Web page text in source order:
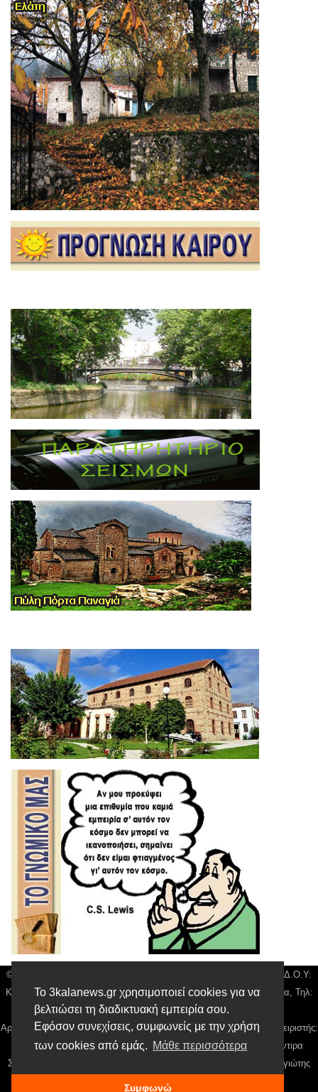
Το 3kalanews.gr χρησιμοποιεί cookies για να
βελτιώσει τη διαδικτυακή εμπειρία σου.
Εφόσον συνεχίσεις, συμφωνείς με την χρήση
των cookies από εμάς. Μάθε περισσότερα
Συμφωνώ
© 3kala News | Διακριτικός Τίτλος: Orion Media, ΑΦΜ: 043750542, Δ.Ο.Υ:
Καρδίτσας, Υπο/μα Τρικάλων, Δ/νση: Τιουσόν 31 τ.κ 42132 Τρίκαλα, Τηλ:
24310 63300, email: news@3kalanews.gr
Αρ. Γεμή: 018804431000, Νόμιμος Εκπρόσωπος, Ιδιοκτήτης και Διαχειριστής:
Παναγιώτης Φιλίππου, Διευθύντρια: Γιαννουσά Βασιλική, Διευθύντιρα
Σύνταξης: Μπαλαμπάνη Βασιλική. Δικαιούχος domain name Παναγιώτης
Φιλίππου